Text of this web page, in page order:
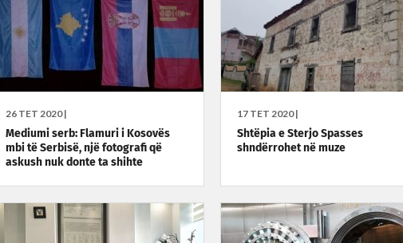
26 TET 2020 |
Mediumi serb: Flamuri i Kosovës
mbi të Serbisë, një fotografi që
askush nuk donte ta shihte
17 TET 2020 |
Shtëpia e Sterjo Spasses
shndërrohet në muze